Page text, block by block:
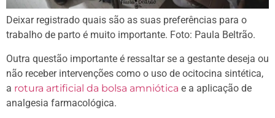
Deixar registrado quais são as suas preferências para o
trabalho de parto é muito importante. Foto: Paula Beltrão.
Outra questão importante é ressaltar se a gestante deseja ou
não receber intervenções como o uso de ocitocina sintética,
a rotura artificial da bolsa amniótica e a aplicação de
analgesia farmacológica.